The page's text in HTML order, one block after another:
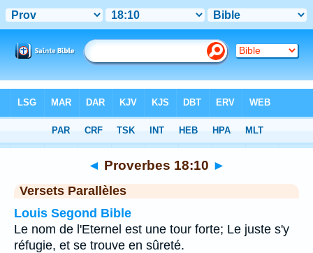
Chapitre 18 > Verset 10
◄ Proverbes 18:10 ►
Versets Parallèles
Louis Segond Bible
Le nom de l'Eternel est une tour forte; Le juste s'y
réfugie, et se trouve en sûreté.